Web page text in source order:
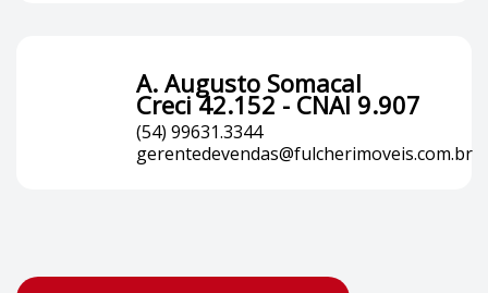
A. Augusto Somacal
Creci 42.152 - CNAI 9.907
(54) 99631.3344
gerentedevendas@fulcherimoveis.com.br